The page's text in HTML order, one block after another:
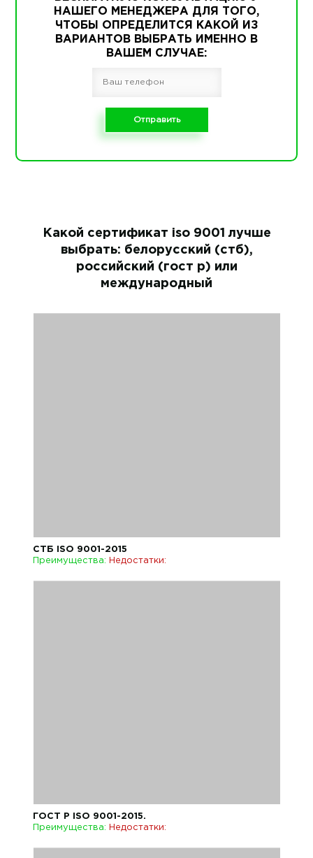
НАШЕГО МЕНЕДЖЕРА ДЛЯ ТОГО,
ЧТОБЫ ОПРЕДЕЛИТСЯ КАКОЙ ИЗ
ВАРИАНТОВ ВЫБРАТЬ ИМЕННО В
ВАШЕМ СЛУЧАЕ:
Какой сертификат iso 9001 лучше
выбрать: белорусский (стб),
российский (гост р) или
международный
СТБ ISO 9001-2015
Преимущества:
Недостатки:
ГОСТ Р ISO 9001-2015.
Преимущества:
Недостатки: